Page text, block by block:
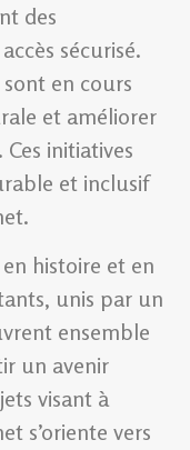
des
sécurisé.
en cours
et améliorer
initiatives
et inclusif
histoire et en
unis par un
ensemble
un avenir
visant à
s’oriente vers